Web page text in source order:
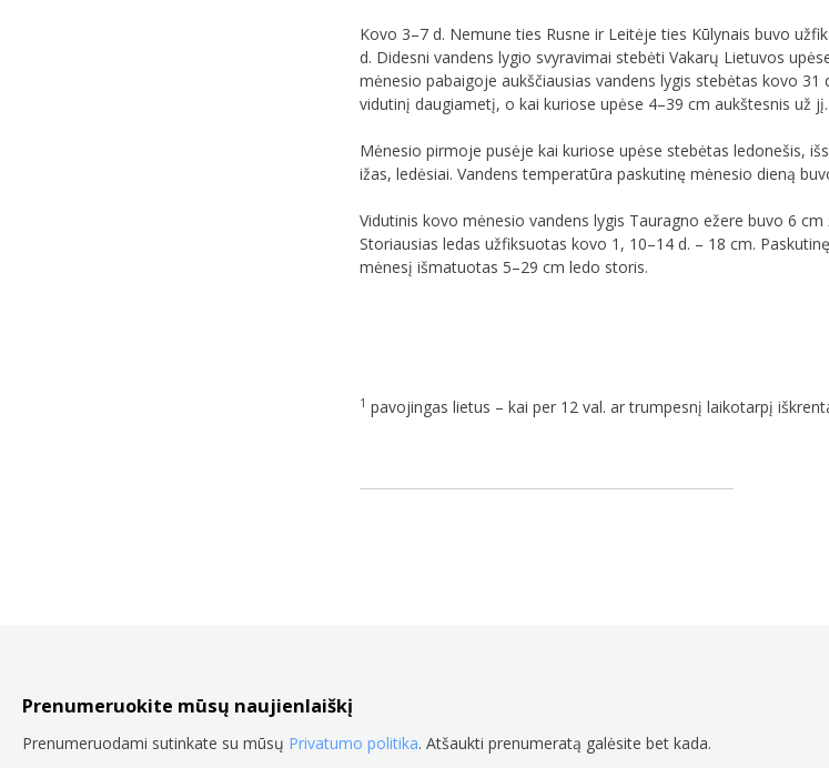
Kovo 3–7 d. Nemune ties Rusne ir Leitėje ties Kūlynais buvo
d. Didesni vandens lygio svyravimai stebėti Vakarų Lietuvos
mėnesio pabaigoje aukščiausias vandens lygis stebėtas kovo
vidutinį daugiametį, o kai kuriose upėse 4–39 cm aukštesnis už jį.
Mėnesio pirmoje pusėje kai kuriose upėse stebėtas ledonešis,
ižas, ledėsiai. Vandens temperatūra paskutinę mėnesio dieną
Vidutinis kovo mėnesio vandens lygis Tauragno ežere buvo 6
Storiausias ledas užfiksuotas kovo 1, 10–14 d. – 18 cm.
mėnesį išmatuotas 5–29 cm ledo storis.
1 pavojingas lietus – kai per 12 val. ar trumpesnį laikotarpį
Prenumeruokite mūsų naujienlaiškį
Prenumeruodami sutinkate su mūsų Privatumo politika. Atšaukti prenumeratą galėsite bet kada.